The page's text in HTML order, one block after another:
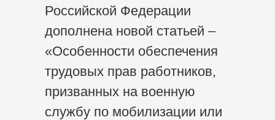
Российской Федерации
дополнена новой статьей –
«Особенности обеспечения
трудовых прав работников,
призванных на военную
службу по мобилизации или